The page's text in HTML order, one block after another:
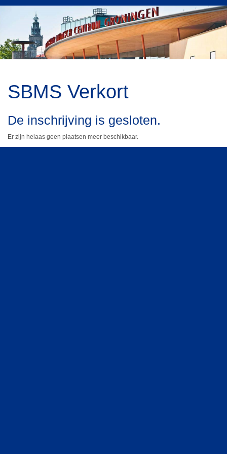
SBMS Verkort
De inschrijving is gesloten.
Er zijn helaas geen plaatsen meer beschikbaar.